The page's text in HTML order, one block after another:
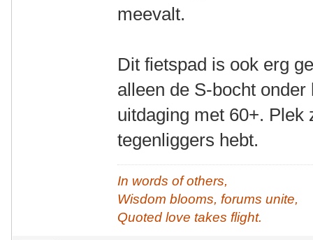
meevalt.
Dit fietspad is ook erg
alleen de S-bocht
uitdaging met 60+. Plek
tegenliggers hebt.
In words of others,
Wisdom blooms, forums unite,
Quoted love takes flight.